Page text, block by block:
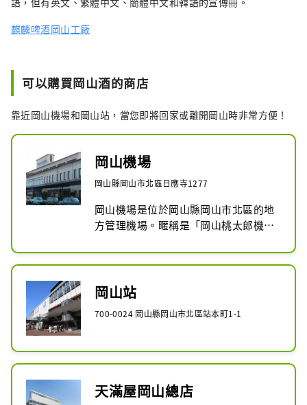
麒麟啤酒岡山工廠
可以購買岡山酒的商店
靠近岡山機場和岡山站，當您即將回家或離開岡山時非常方便！
岡山機場
岡山縣岡山市北區日應寺1277
岡山機場是位於岡山縣岡山市北區的地
方管理機場。暱稱是「岡山桃太郎機
處。
岡山站
700-0024 岡山縣岡山市北區站本町1-1
天滿屋岡山總店